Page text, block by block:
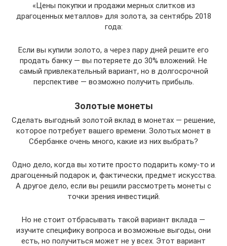
«Цены покупки и продажи мерных слитков из
драгоценных металлов» для золота, за сентябрь 2018
года:
Если вы купили золото, а через пару дней решите его
продать банку — вы потеряете до 30% вложений. Не
самый привлекательный вариант, но в долгосрочной
перспективе — возможно получить прибыль.
Золотые монеты
Сделать выгодный золотой вклад в монетах — решение,
которое потребует вашего времени. Золотых монет в
Сбербанке очень много, какие из них выбрать?
Одно дело, когда вы хотите просто подарить кому-то и
драгоценный подарок и, фактически, предмет искусства.
А другое дело, если вы решили рассмотреть монеты с
точки зрения инвестиций.
Но не стоит отбрасывать такой вариант вклада —
изучите специфику вопроса и возможные выгоды, они
есть, но получиться может не у всех. Этот вариант